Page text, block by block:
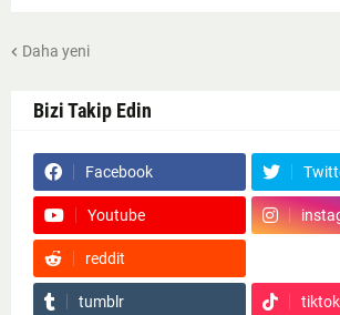
Daha yeni
Bizi Takip Edin
Facebook
Youtube
reddit
tumblr tiktok